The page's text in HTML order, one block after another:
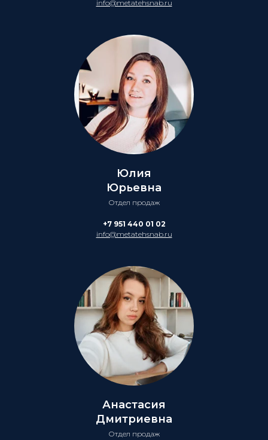
info@metatehsnab.ru
Юлия
Юрьевна
Отдел продаж
+7 951 440 01 02
info@metatehsnab.ru
Анастасия
Дмитриевна
Отдел продаж